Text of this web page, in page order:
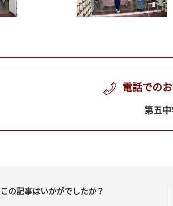
電話での
第五
この記事はいかがでしたか？